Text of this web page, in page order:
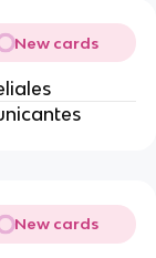
New cards
New cards